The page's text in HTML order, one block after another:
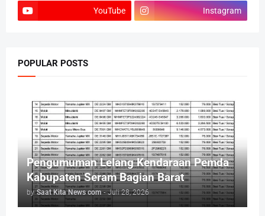
YouTube Instagram
POPULAR POSTS
Pengumuman Lelang Kendaraan Pemda
Kabupaten Seram Bagian Barat
by Saat Kita News com - Juli 28, 2026